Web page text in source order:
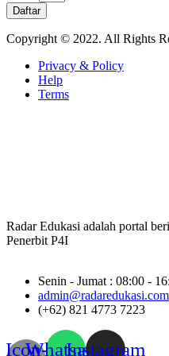
Daftar
Copyright © 2022. All Rights
Privacy & Policy
Help
Terms
Radar Edukasi adalah portal
Penerbit P4I
Senin - Jumat : 08:00 -
admin@radaredukasi.com
(+62) 821 4773 7223
Icon-WhatsappInstagram